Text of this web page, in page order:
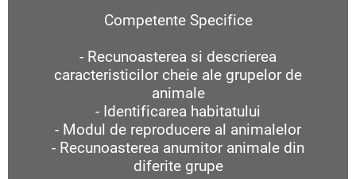
Competente Specifice
- Recunoasterea si descrierea
caracteristicilor cheie ale grupelor de
animale
- Identificarea habitatului
- Modul de reproducere al animalelor
- Recunoasterea anumitor animale din
diferite grupe